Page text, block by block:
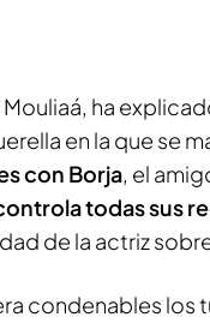
ha
en la que se
con Borja, el
todas sus
de la actriz
condenables los